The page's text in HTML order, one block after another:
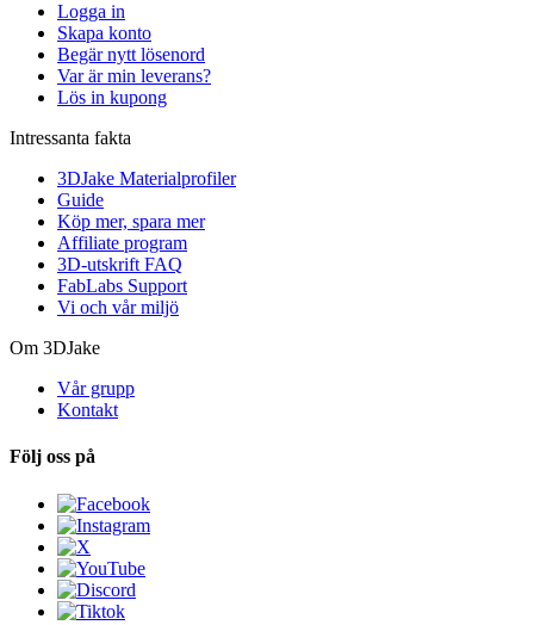
Logga in
Skapa konto
Begär nytt lösenord
Var är min leverans?
Lös in kupong
Intressanta fakta
3DJake Materialprofiler
Guide
Köp mer, spara mer
Affiliate program
3D-utskrift FAQ
FabLabs Support
Vi och vår miljö
Om 3DJake
Vår grupp
Kontakt
Följ oss på